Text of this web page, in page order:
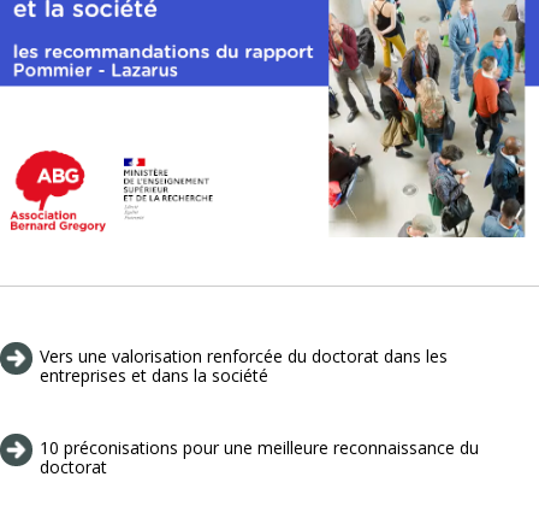
Vers une valorisation renforcée du doctorat dans les
entreprises et dans la société
10 préconisations pour une meilleure reconnaissance du
doctorat